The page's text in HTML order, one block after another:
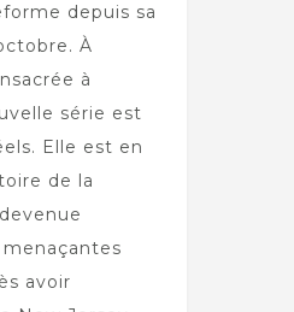
depuis sa
À
à
série est
Elle est en
de la
avoir